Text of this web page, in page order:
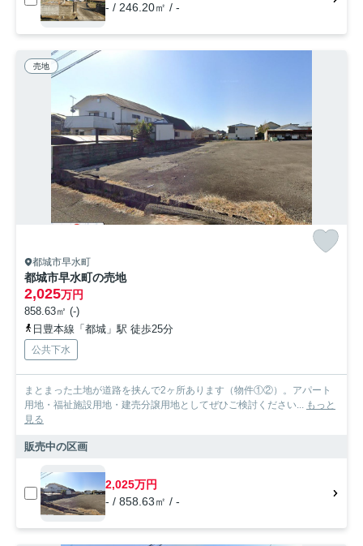
- / 246.20㎡ / -
売地
都城市早水町
都城市早水町の売地
2,025万円
858.63㎡ (-)
日豊本線「都城」駅 徒歩25分
公共下水
まとまった土地が道路を挟んで2ヶ所あります（物件①②）。アパート
用地・福祉施設用地・建売分譲用地としてぜひご検討ください... もっと
見る
販売中の区画
2,025万円
- / 858.63㎡ / -